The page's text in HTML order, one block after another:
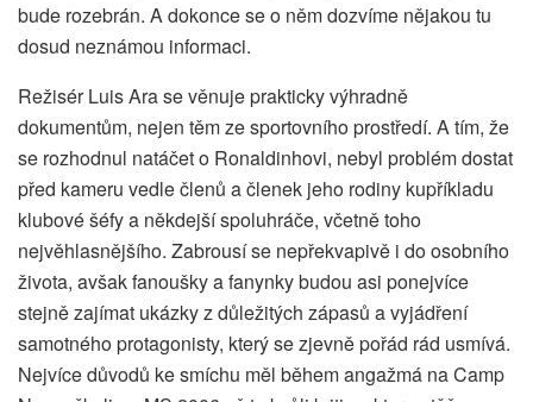
bude rozebrán. A dokonce se o něm dozvíme nějakou tu
dosud neznámou informaci.
Režisér Luis Ara se věnuje prakticky výhradně
dokumentům, nejen těm ze sportovního prostředí. A tím, že
se rozhodnul natáčet o Ronaldinhovi, nebyl problém dostat
před kameru vedle členů a členek jeho rodiny kupříkladu
klubové šéfy a někdejší spoluhráče, včetně toho
nejvěhlasnějšího. Zabrousí se nepřekvapivě i do osobního
života, avšak fanoušky a fanynky budou asi ponejvíce
stejně zajímat ukázky z důležitých zápasů a vyjádření
samotného protagonisty, který se zjevně pořád rád usmívá.
Nejvíce důvodů ke smíchu měl během angažmá na Camp